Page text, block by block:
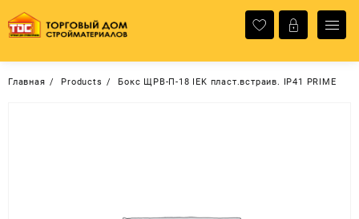
содержимому
Главная Products Бокс ЩРВ-П-18 IEK пласт.встраив. IP41 PRIME